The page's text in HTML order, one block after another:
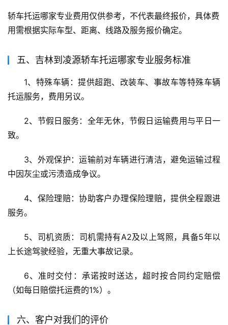
轿车托运哪家专业费用仅供参考，不代表最终报价，具体费
用需根据实际车型、距离、线路及服务报价确定。
五、吉林到凌源轿车托运哪家专业服务标准
1、特殊车辆：提供超跑、改装车、事故车等特殊车辆
托运服务，费用另议。
2、节假日服务：全年无休，节假日运输费用与平日一
致。
3、外观保护：运输前对车辆进行清洁，避免运输过程
中因灰尘或污渍造成争议。
4、保险理赔：协助客户办理保险理赔，提供全程跟进
服务。
5、司机资质：司机需持有A2及以上驾照，具备5年以
上长途驾驶经验，无重大事故记录。
6、准时交付：承诺按时送达，超时按合同约定赔偿
（如每日赔偿托运费的1%）。
六、客户对我们的评价